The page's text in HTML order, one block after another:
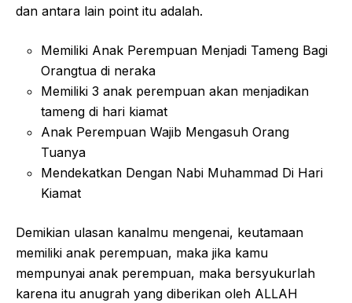
dan antara lain point itu adalah.
Memiliki Anak Perempuan Menjadi Tameng Bagi
Orangtua di neraka
Memiliki 3 anak perempuan akan menjadikan
tameng di hari kiamat
Anak Perempuan Wajib Mengasuh Orang
Tuanya
Mendekatkan Dengan Nabi Muhammad Di Hari
Kiamat
Demikian ulasan kanalmu mengenai, keutamaan
memiliki anak perempuan, maka jika kamu
mempunyai anak perempuan, maka bersyukurlah
karena itu anugrah yang diberikan oleh ALLAH